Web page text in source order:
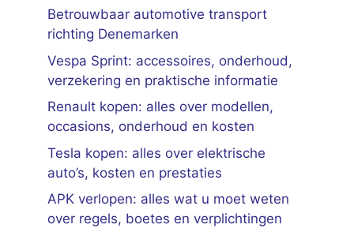
Betrouwbaar automotive transport
richting Denemarken
Vespa Sprint: accessoires, onderhoud,
verzekering en praktische informatie
Renault kopen: alles over modellen,
occasions, onderhoud en kosten
Tesla kopen: alles over elektrische
auto’s, kosten en prestaties
APK verlopen: alles wat u moet weten
over regels, boetes en verplichtingen